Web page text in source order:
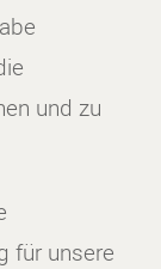
und zu
für unsere